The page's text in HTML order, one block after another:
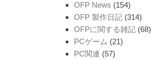
OFP News (154)
OFP 製作日記 (314)
OFPに関する雑記 (68)
PCゲーム (21)
PC関連 (57)